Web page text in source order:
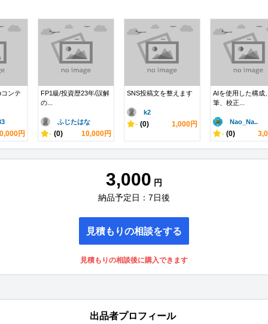
ンテ
円
FP1級/投資歴23年/誤解
の...
ふじたはな
- (0) 10,000円
SNS投稿文を整えます
k2
- (0) 1,000円
AIを使用した構成
筆、校正...
Nao_Na..
- (0)
3,000 円
納品予定日：7日後
見積もりの相談をする
見積もりの相談後に購入できます
出品者プロフィール